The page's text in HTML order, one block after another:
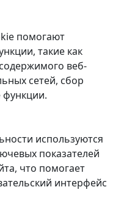
помогают
такие как
веб-
сетей, сбор
функции.
используются
показателей
что помогает
интерфейс